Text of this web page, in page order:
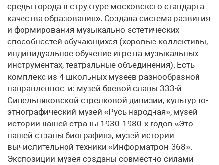
среды города в структуре московского стандарта
качества образования». Создана система развития
и формирования музыкально-эстетических
способностей обучающихся (хоровые коллективы,
индивидуальное обучение игре на музыкальных
инструментах, театральные объединения). Есть
комплекс из 4 школьных музеев разнообразной
направленности: музей боевой славы 333-й
Синельниковской стрелковой дивизии, культурно-
этнографический музей «Русь народная», музей
истории нашей страны 1930-1980-х годов «Это
нашей страны биография», музей истории
вычислительной техники «Информатрон-368».
Экспозиции музея созданы совместно силами